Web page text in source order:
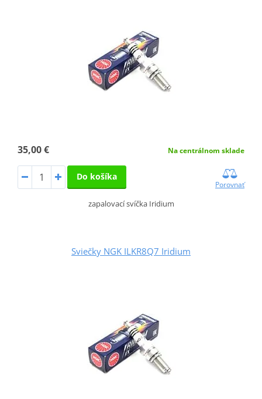
35,00 € Na centrálnom sklade
Do košíka
Porovnať
zapalovací svíčka Iridium
Sviečky NGK ILKR8Q7 Iridium